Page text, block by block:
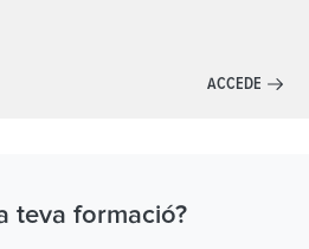
ACCEDE
teva formació?